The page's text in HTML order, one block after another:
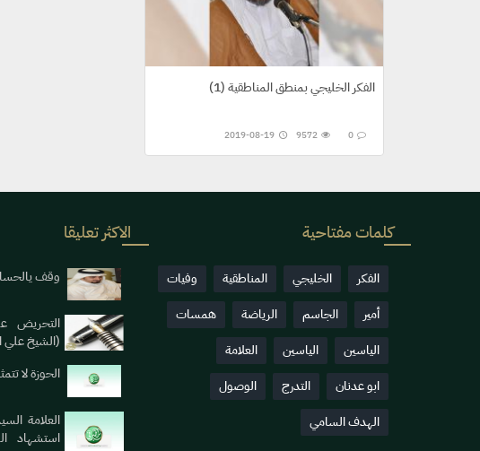
الفكر الخليجي بمنطق المناطقية (1)
كلمات مفتاحية
الفكر الخليجي المناطقية
وفيات
أمير
الجاسم الرياضة
همسات
الياسين
الياسين
العلامة
ابو عدنان
التدرج
الوصول
الهدف السامي
الاكثر تعليقا
وقف
التحريض
(الشيخ علي
الحوزة لا
العلامة
استشهاد